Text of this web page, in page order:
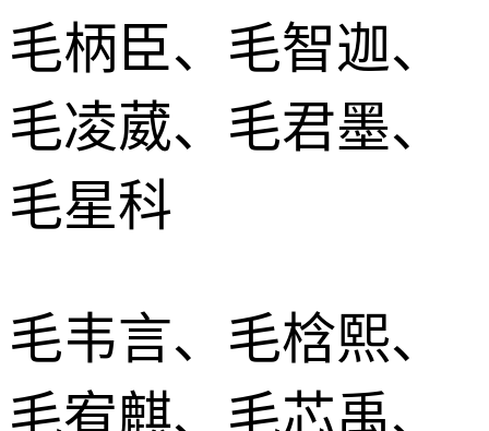
毛柄臣、毛智迦、
毛凌葳、毛君墨、
毛星科
毛韦言、毛梒熙、
毛宥麒、毛芯禹、